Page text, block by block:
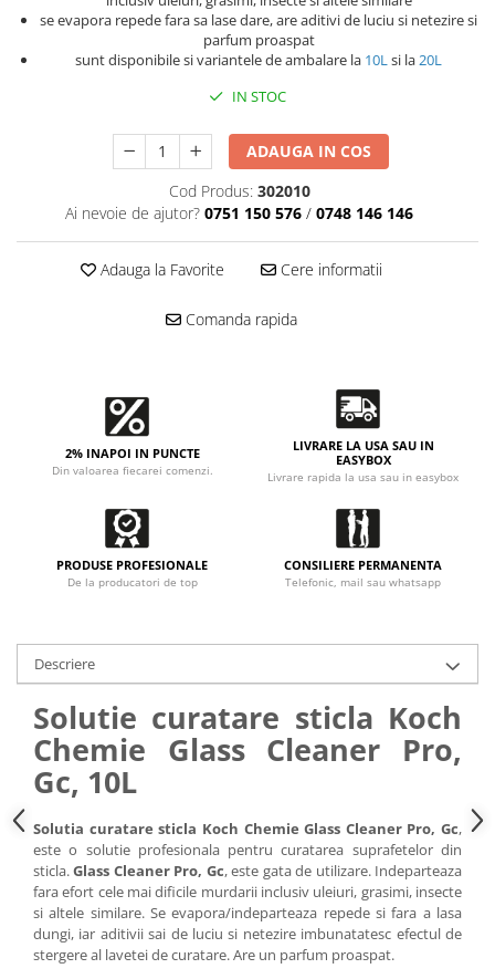
DETAILING RAPID EXTERIOR
Solutii detailing rapid
CONSUMABILE AUTO
se evapora repede fara sa lase dare, are aditivi de luciu si netezire si
parfum proaspat
sunt disponibile si variantele de ambalare la 10Lsi la20L
IN STOC
ADAUGA IN COS
Cod Produs: 302010
Ai nevoie de ajutor? 0751 150 576 / 0748 146 146
Adauga la Favorite Cere informatii
Comanda rapida
2% INAPOI IN PUNCTE
Din valoarea fiecarei comenzi.
LIVRARE LA USA SAU IN
EASYBOX
Livrare rapida la usa sau in easybox
PRODUSE PROFESIONALE
De la producatori de top
CONSILIERE PERMANENTA
Telefonic, mail sau whatsapp
Descriere
Solutie curatare sticla Koch
Chemie Glass Cleaner Pro,
Gc, 10L
Solutia curatare sticla Koch Chemie Glass Cleaner Pro, Gc,
este o solutie profesionala pentru curatarea suprafetelor din
sticla.Glass Cleaner Pro, Gc, este gata de utilizare. Indeparteaza
fara efort cele mai dificile murdarii inclusiv uleiuri, grasimi, insecte
si altele similare. Se evapora/indeparteaza repede si fara a lasa
dungi, iar aditivii sai de luciu si netezire imbunatatesc efectul de
stergere al lavetei de curatare. Are un parfum proaspat.